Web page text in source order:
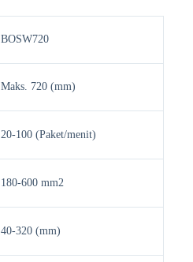
BOSW720
Maks. 720 (mm)
20-100 (Paket/menit)
180-600 mm2
40-320 (mm)